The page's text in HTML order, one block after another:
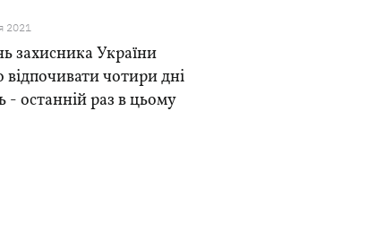
2021
захисника України
відпочивати чотири дні
- останній раз в цьому